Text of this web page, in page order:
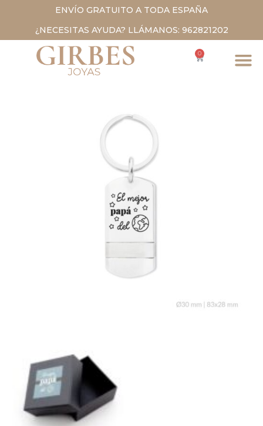
ENVÍO GRATUITO A TODA ESPAÑA
¿NECESITAS AYUDA? LLÁMANOS: 962821202
0